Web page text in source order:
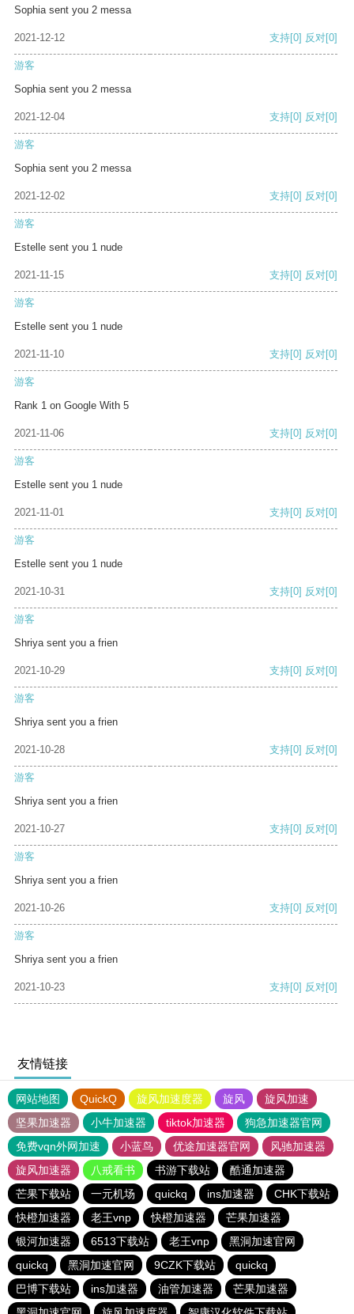
Sophia sent you 2 messa
2021-12-12 支持[0] 反对[0]
游客
Sophia sent you 2 messa
2021-12-04 支持[0] 反对[0]
游客
Sophia sent you 2 messa
2021-12-02 支持[0] 反对[0]
游客
Estelle sent you 1 nude
2021-11-15 支持[0] 反对[0]
游客
Estelle sent you 1 nude
2021-11-10 支持[0] 反对[0]
游客
Rank 1 on Google With 5
2021-11-06 支持[0] 反对[0]
游客
Estelle sent you 1 nude
2021-11-01 支持[0] 反对[0]
游客
Estelle sent you 1 nude
2021-10-31 支持[0] 反对[0]
游客
Shriya sent you a frien
2021-10-29 支持[0] 反对[0]
游客
Shriya sent you a frien
2021-10-28 支持[0] 反对[0]
游客
Shriya sent you a frien
2021-10-27 支持[0] 反对[0]
游客
Shriya sent you a frien
2021-10-26 支持[0] 反对[0]
游客
Shriya sent you a frien
2021-10-23 支持[0] 反对[0]
友情链接
网站地图 QuickQ 旋风加速度器 旋风
旋风加速
坚果加速器
小牛加速器 tiktok加速器
狗急加速器官网
免费vqn外网加速
小蓝鸟 优途加速器官网
风驰加速器
旋风加速器
八戒看书 书游下载站
酷通加速器
芒果下载站
一元机场 quickq ins加速器
CHK下载站
快橙加速器
老王vnp 快橙加速器
芒果加速器
银河加速器
6513下载站 老王vnp
黑洞加速官网
quickq
黑洞加速官网 9CZK下载站
quickq
巴博下载站
ins加速器 油管加速器
芒果加速器